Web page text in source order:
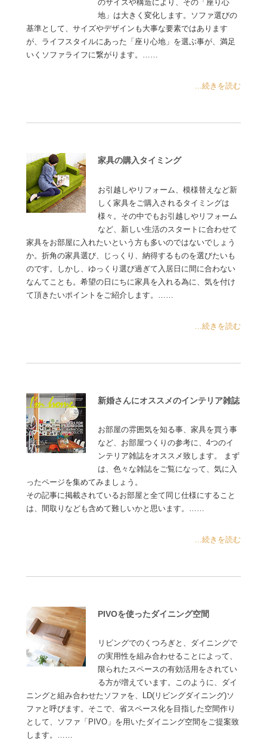
のサイズや構造により、その「座り心
地」は大きく変化します。ソファ選びの
基準として、サイズやデザインも大事な要素ではあります
が、ライフスタイルにあった「座り心地」を選ぶ事が、満足
いくソファライフに繋がります。……
...続きを読む
家具の購入タイミング
お引越しやリフォーム、模様替えなど新
しく家具をご購入されるタイミングは
様々。その中でもお引越しやリフォーム
など、新しい生活のスタートに合わせて
家具をお部屋に入れたいという方も多いのではないでしょう
か。折角の家具選び、じっくり、納得するものを選びたいも
のです。しかし、ゆっくり選び過ぎて入居日に間に合わない
なんてことも。希望の日にちに家具を入れる為に、気を付け
て頂きたいポイントをご紹介します。……
...続きを読む
新婚さんにオススメのインテリア雑誌
お部屋の雰囲気を知る事、家具を買う事
など、お部屋つくりの参考に、4つのイ
ンテリア雑誌をオススメ致します。 まず
は、色々な雑誌をご覧になって、気に入
ったページを集めてみましょう。
その記事に掲載されているお部屋と全て同じ仕様にすること
は、間取りなども含めて難しいかと思います。……
...続きを読む
PIVOを使ったダイニング空間
リビングでのくつろぎと、ダイニングで
の実用性を組み合わせることによって、
限られたスペースの有効活用をされてい
る方が増えています。このように、ダイ
ニングと組み合わせたソファを、LD(リビングダイニング)ソ
ファと呼びます。そこで、省スペース化を目指した空間作り
として、ソファ「PIVO」を用いたダイニング空間をご提案致
します。……